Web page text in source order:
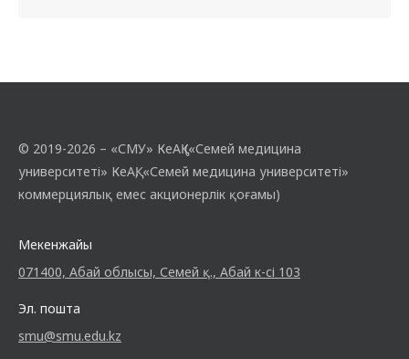
© 2019-2026 – «СМУ» КеАҚ («Семей медицина
университеті» КеАҚ, «Семей медицина университеті»
коммерциялық емес акционерлік қоғамы)
Мекенжайы
071400, Абай облысы, Семей қ., Абай к-сі 103
Эл. пошта
smu@smu.edu.kz